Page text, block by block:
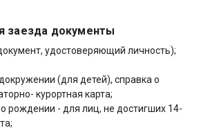
заезда документы
удостоверяющий личность);
(для детей), справка о
курортная карта;
рождении - для лиц, не достигших 14-